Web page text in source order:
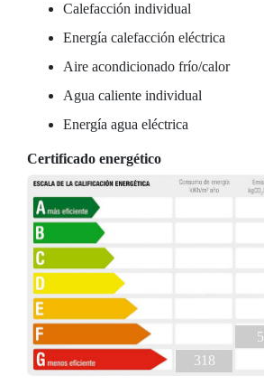
Calefacción individual
Energía calefacción eléctrica
Aire acondicionado frío/calor
Agua caliente individual
Energía agua eléctrica
Certificado energético
318